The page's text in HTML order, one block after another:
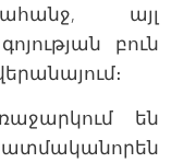
այլ
բուն
են